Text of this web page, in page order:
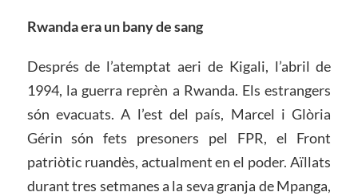
Rwanda era un bany de sang
Després de l’atemptat aeri de Kigali, l’abril de
1994, la guerra reprèn a Rwanda. Els estrangers
són evacuats. A l’est del país, Marcel i Glòria
Gérin són fets presoners pel FPR, el Front
patriòtic ruandès, actualment en el poder. Aïllats
durant tres setmanes a la seva granja de Mpanga,